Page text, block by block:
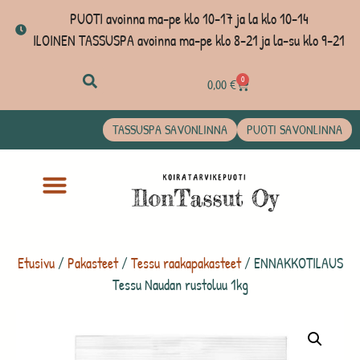
PUOTI avoinna ma-pe klo 10-17 ja la klo 10-14
ILOINEN TASSUSPA avoinna ma-pe klo 8-21 ja la-su klo 9-21
0,00€ 0
TASSUSPA SAVONLINNA PUOTI SAVONLINNA
Etusivu/ Pakasteet/Tessu raakapakasteet/ ENNAKKOTILAUS
Tessu Naudan rustoluu 1kg